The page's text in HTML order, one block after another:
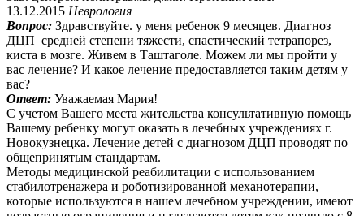
13.12.2015 Неврология
Вопрос: Здравствуйте. у меня ребенок 9 месяцев. Диагноз
ДЦП средней степени тяжести, спастический тетрапорез,
киста в мозге. Живем в Таштаголе. Можем ли мы пройти у
вас лечение? И какое лечение предоставляется таким детям у
вас?
Ответ: Уважаемая Мария!
С учетом Вашего места жительства консультативную помощь
Вашему ребенку могут оказать в лечебных учреждениях г.
Новокузнецка. Лечение детей с диагнозом ДЦП проводят по
общепринятым стандартам.
Методы медицинской реабилитации с использованием
стабилотренажера и роботизированной механотерапии,
которые используются в нашем лечебном учреждении, имеют